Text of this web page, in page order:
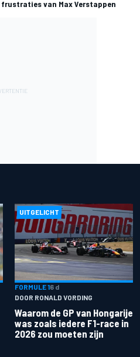
van Max Verstappen
UITGELICHT
FORMULE 16 d
DOOR RONALD VORDING
Waarom de GP van Hongarije
was zoals iedere F1-race in
2026 zou moeten zijn